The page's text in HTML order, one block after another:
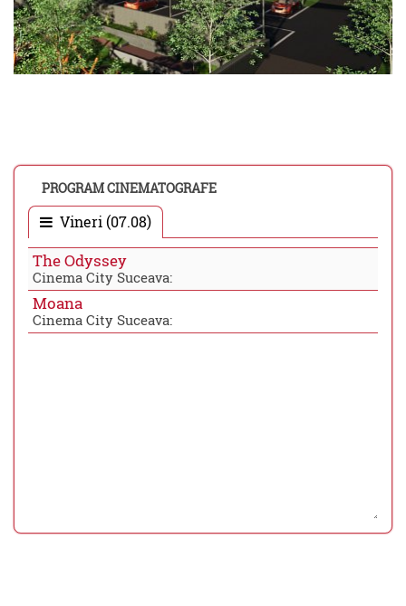
PROGRAM CINEMATOGRAFE
Vineri (07.08)
The Odyssey
Cinema City Suceava:
Moana
Cinema City Suceava: